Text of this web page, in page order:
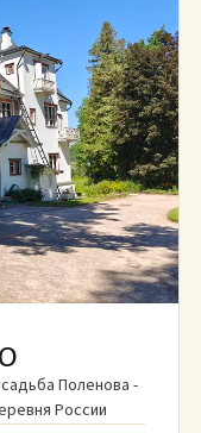
Поленова -
России